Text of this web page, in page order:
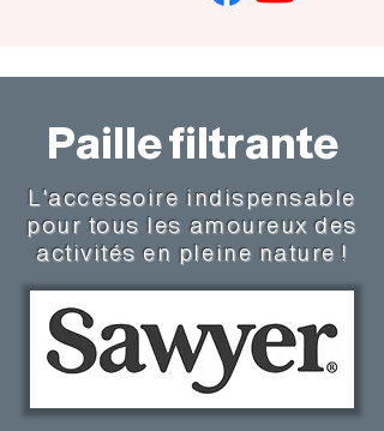
Paille filtrante
L'accessoire indispensable
pour tous les amoureux des
activités en pleine nature !